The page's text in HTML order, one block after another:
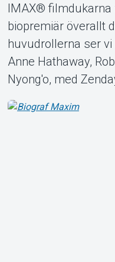
IMAX® filmdukarna
biopremiär överallt
huvudrollerna ser
Anne Hathaway,
Nyong'o, med